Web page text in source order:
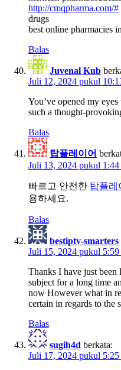
http://cmqpharma.com/#
drugs
best online pharmacies
Balas
Juvenal Kub
Juli 12, 2024 pukul
You’ve opened my
such a thought-
Balas
탑플레이어
Juli 13, 2024 pukul 1:44
빠르고 안전한 탑플레
용하세요.
Balas
bestiptv-smarters
Juli 15, 2024 pukul 5:59
Thanks I have just
subject for a long time
now However what in
certain in regards to the
Balas
sugih4d berkata:
Juli 17, 2024 pukul 5:25